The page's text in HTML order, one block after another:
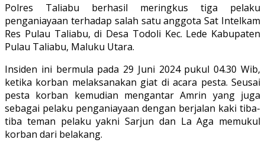
Polres Taliabu berhasil meringkus tiga pelaku
penganiayaan terhadap salah satu anggota Sat Intelkam
Res Pulau Taliabu, di Desa Todoli Kec. Lede Kabupaten
Pulau Taliabu, Maluku Utara.
Insiden ini bermula pada 29 Juni 2024 pukul 04.30 Wib,
ketika korban melaksanakan giat di acara pesta. Seusai
pesta korban kemudian mengantar Amrin yang juga
sebagai pelaku penganiayaan dengan berjalan kaki tiba-
tiba teman pelaku yakni Sarjun dan La Aga memukul
korban dari belakang.